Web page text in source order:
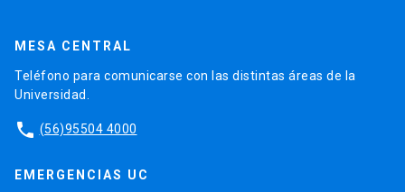
MESA CENTRAL
Teléfono para comunicarse con las distintas áreas de la
Universidad.
phone (56)95504 4000
EMERGENCIAS UC